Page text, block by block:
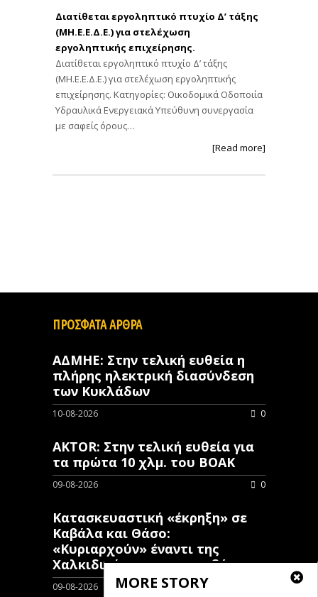
Διατίθεται εργοληπτικό πτυχίο Δ’ τάξης
(ΜΗ.Ε.Ε.Δ.Ε.) για στελέχωση
εργοληπτικής επιχείρησης.
Διατίθεται εργοληπτικό πτυχίο Δ’ τάξης
(ΜΗ.Ε.Ε.Δ.Ε.) για στελέχωση εργοληπτικής
επιχείρησης. Κατηγορίες: Οικοδομικά Οδοποιία
Υδραυλικά Ενεργειακά Υπεύθυνη συνεργασία
με σαφείς όρους…
[Read more]
MORE STORY
ΠΡΟΣΦΑΤΑ ΑΡΘΡΑ
ΑΔΜΗΕ: Στην τελική ευθεία η
πλήρης ηλεκτρική διασύνδεση
των Κυκλάδων
10-08-2026 0
AKTOR: Στην τελική ευθεία για
τα πρώτα 10 χλμ. του ΒΟΑΚ
09-08-2026 0
Κατασκευαστική «έκρηξη» σε
Καβάλα και Θάσο:
«Κυριαρχούν» έναντι της
Χαλκιδικής στην ανοικοδόμηση
09-08-2026